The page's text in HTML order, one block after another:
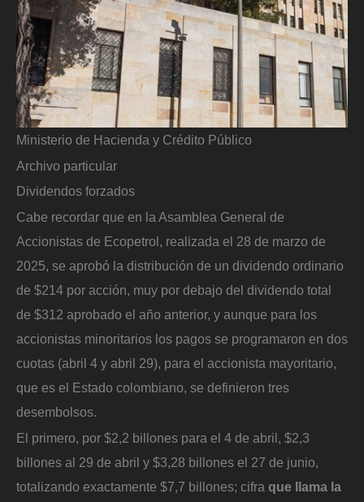
Ministerio de Hacienda y Crédito Público
Archivo particular
Dividendos forzados
Cabe recordar que en la Asamblea General de
Accionistas de Ecopetrol, realizada el 28 de marzo de
2025, se aprobó la distribución de un dividendo ordinario
de $214 por acción, muy por debajo del dividendo total
de $312 aprobado el año anterior, y aunque para los
accionistas minoritarios los pagos se programaron en dos
cuotas (abril 4 y abril 29), para el accionista mayoritario,
que es el Estado colombiano, se definieron tres
desembolsos.
El primero, por $2,2 billones para el 4 de abril, $2,3
billones al 29 de abril y $3,28 billones el 27 de junio,
totalizando exactamente $7,7 billones; cifra que llama la